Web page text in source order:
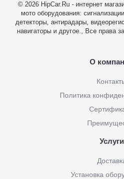
© 2026 HipCar.Ru - интернет
мото оборудования:
детекторы, антирадары,
навигаторы и другое., Все права
О
Политика
Услуги
Установка